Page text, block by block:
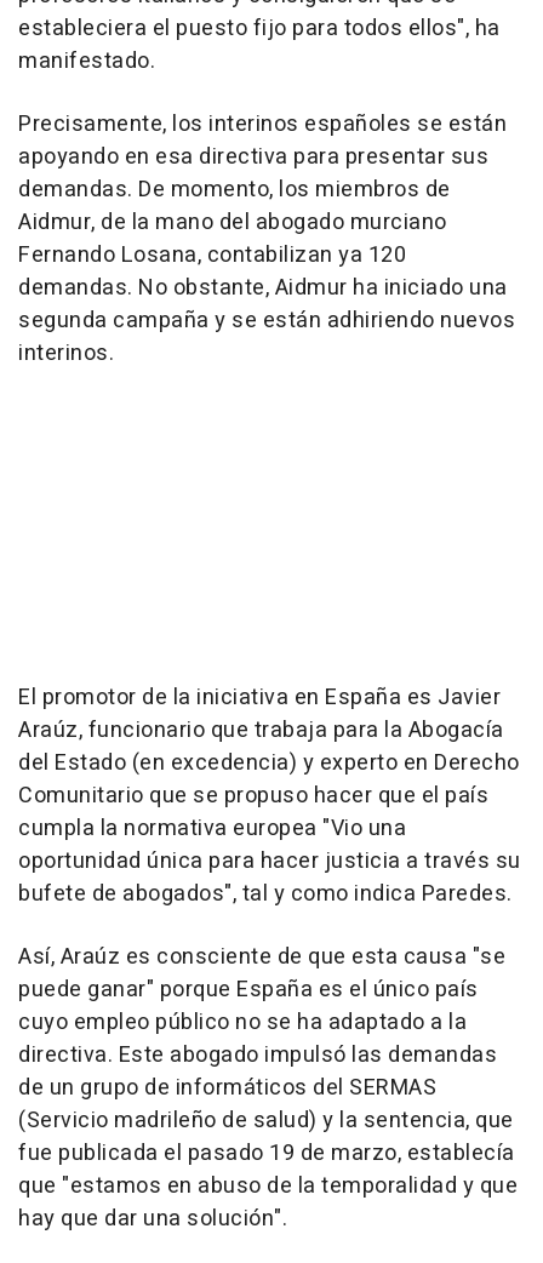
estableciera el puesto fijo para todos ellos", ha
manifestado.
Precisamente, los interinos españoles se están
apoyando en esa directiva para presentar sus
demandas. De momento, los miembros de
Aidmur, de la mano del abogado murciano
Fernando Losana, contabilizan ya 120
demandas. No obstante, Aidmur ha iniciado una
segunda campaña y se están adhiriendo nuevos
interinos.
El promotor de la iniciativa en España es Javier
Araúz, funcionario que trabaja para la Abogacía
del Estado (en excedencia) y experto en Derecho
Comunitario que se propuso hacer que el país
cumpla la normativa europea "Vio una
oportunidad única para hacer justicia a través su
bufete de abogados", tal y como indica Paredes.
Así, Araúz es consciente de que esta causa "se
puede ganar" porque España es el único país
cuyo empleo público no se ha adaptado a la
directiva. Este abogado impulsó las demandas
de un grupo de informáticos del SERMAS
(Servicio madrileño de salud) y la sentencia, que
fue publicada el pasado 19 de marzo, establecía
que "estamos en abuso de la temporalidad y que
hay que dar una solución".